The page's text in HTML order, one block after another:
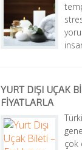
YURT DIŞI UÇAK
FIYATLARLA
çok